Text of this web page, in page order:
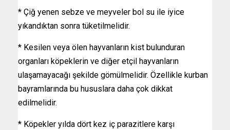
* Çiğ yenen sebze ve meyveler bol su ile iyice
yıkandıktan sonra tüketilmelidir.
* Kesilen veya ölen hayvanların kist bulunduran
organları köpeklerin ve diğer etçil hayvanların
ulaşamayacağı şekilde gömülmelidir. Özellikle kurban
bayramlarında bu hususlara daha çok dikkat
edilmelidir.
* Köpekler yılda dört kez iç parazitlere karşı